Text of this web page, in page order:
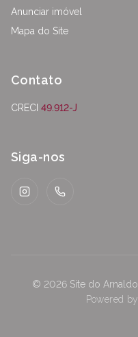
Anunciar imóvel
Mapa do Site
Contato
CRECI 49.912-J
Siga-nos
InstagramWhatsApp
© 2026 Site do Arnaldo
Powered by